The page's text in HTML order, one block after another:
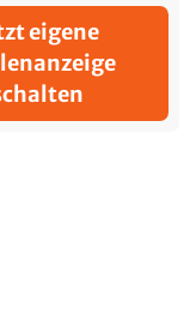
eigene